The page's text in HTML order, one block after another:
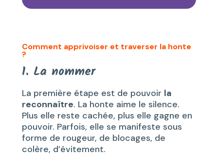
Comment apprivoiser et traverser la honte
?
1. La nommer
La première étape est de pouvoir la
reconnaître. La honte aime le silence.
Plus elle reste cachée, plus elle gagne en
pouvoir. Parfois, elle se manifeste sous
forme de rougeur, de blocages, de
colère, d’évitement.